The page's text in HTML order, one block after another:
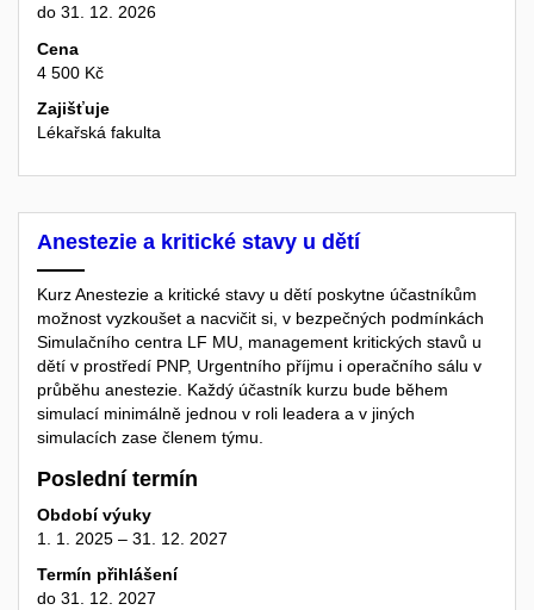
do 31. 12. 2026
Cena
4 500 Kč
Zajišťuje
Lékařská fakulta
Anestezie a kritické stavy u dětí
Kurz Anestezie a kritické stavy u dětí poskytne účastníkům
možnost vyzkoušet a nacvičit si, v bezpečných podmínkách
Simulačního centra LF MU, management kritických stavů u
dětí v prostředí PNP, Urgentního příjmu i operačního sálu v
průběhu anestezie. Každý účastník kurzu bude během
simulací minimálně jednou v roli leadera a v jiných
simulacích zase členem týmu.
Poslední termín
Období výuky
1. 1. 2025 – 31. 12. 2027
Termín přihlášení
do 31. 12. 2027